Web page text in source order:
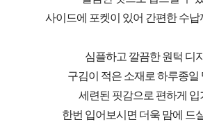
사이드에 포켓이 있어 간편한 수납
심플하고 깔끔한 원턱 디
구김이 적은 소재로 하루종일
세련된 핏감으로 편하게 입
한번 입어보시면 더욱 맘에 드